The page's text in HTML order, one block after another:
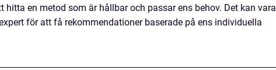
en metod som är hållbar och passar ens behov. Det kan vara
för att få rekommendationer baserade på ens individuella